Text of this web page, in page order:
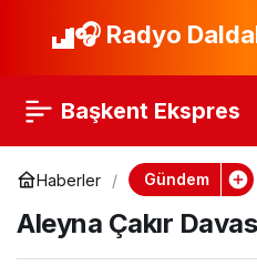
🎧 Radyo
Başkent Ekspres
Haberler Gündem
Aleyna Çakır
Uygun’un Cezası 15